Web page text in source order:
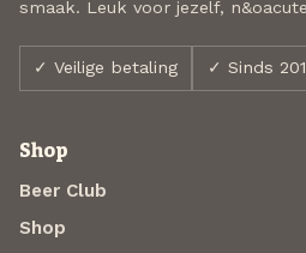
smaak. Leuk voor jezelf,
✓ Veilige betaling ✓ Sinds
Shop
Beer Club
Shop